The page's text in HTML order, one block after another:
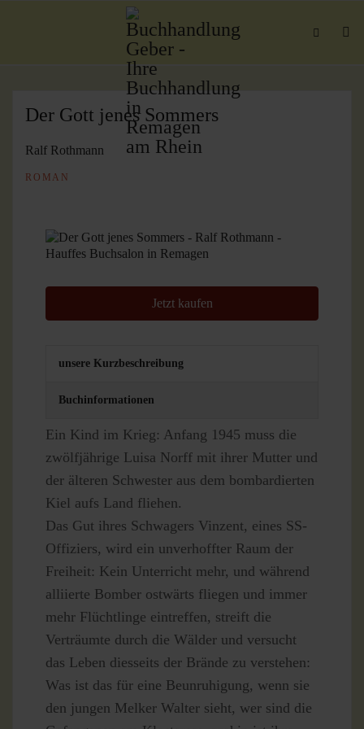
Der Gott jenes Sommers
Ralf Rothmann
ROMAN
Jetzt kaufen
unsere Kurzbeschreibung
Buchinformationen
Ein Kind im Krieg: Anfang 1945 muss die
zwölfjährige Luisa Norff mit ihrer Mutter und
der älteren Schwester aus dem bombardierten
Kiel aufs Land fliehen.
Das Gut ihres Schwagers Vinzent, eines SS-
Offiziers, wird ein unverhoffter Raum der
Freiheit: Kein Unterricht mehr, und während
alliierte Bomber ostwärts fliegen und immer
mehr Flüchtlinge eintreffen, streift die
Verträumte durch die Wälder und versucht
das Leben diesseits der Brände zu verstehen:
Was ist das für eine Beunruhigung, wenn sie
den jungen Melker Walter sieht, wer sind die